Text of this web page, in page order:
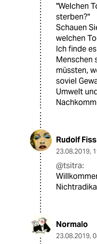
"Welchen
sterben?"
Schauen
welchen
Ich finde
Menschen
müssten,
soviel
Umwelt
Rudolf
23.08.2019,
@tsitra:
Normalo
23.08.2019,